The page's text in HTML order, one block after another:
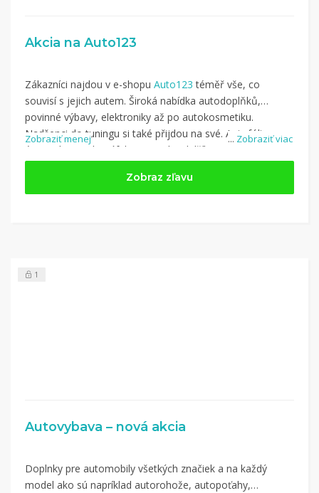
Akcia na Auto123
... Zobraziť viac
Zákazníci najdou v e-shopu Auto123 téměř vše, co
souvisí s jejich autem. Široká nabídka autodoplňků,
povinné výbavy, elektroniky až po autokosmetiku.
Nadšenci do tuningu si také přijdou na své. Autofólie,
úprava koncovky výfuku a mnoho dalšího.
Ušetrite pri nákupe na Auto123.sk
Zobraziť menej
Zobraz zľavu
1
Autovybava – nová akcia
Doplnky pre automobily všetkých značiek a na každý
model ako sú napríklad autorohože, autopoťahy,